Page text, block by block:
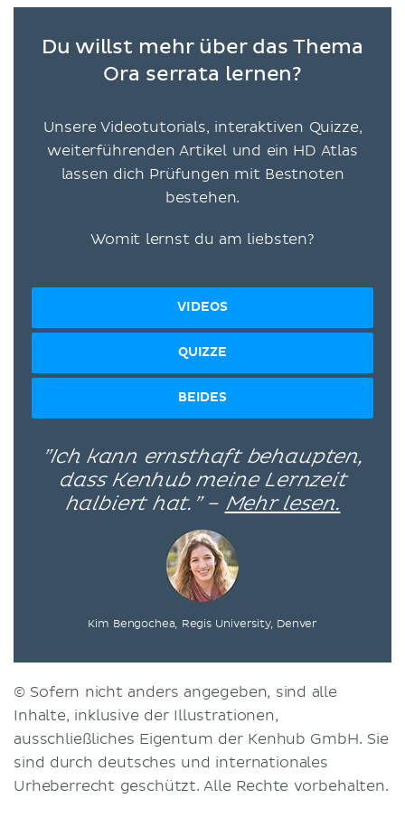
Du willst mehr über das Thema
Ora serrata lernen?
Unsere Videotutorials, interaktiven Quizze,
weiterführenden Artikel und ein HD Atlas
lassen dich Prüfungen mit Bestnoten
bestehen.
Womit lernst du am liebsten?
VIDEOS
QUIZZE
BEIDES
”Ich kann ernsthaft behaupten,
dass Kenhub meine Lernzeit
halbiert hat.” – Mehr lesen.
Kim Bengochea, Regis University, Denver
© Sofern nicht anders angegeben, sind alle
Inhalte, inklusive der Illustrationen,
ausschließliches Eigentum der Kenhub GmbH. Sie
sind durch deutsches und internationales
Urheberrecht geschützt. Alle Rechte vorbehalten.